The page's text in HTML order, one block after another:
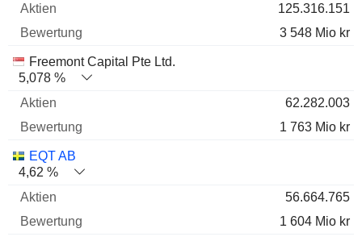
125.316.151
3 548 Mio kr
Freemont Capital Pte Ltd.
5,078 %
62.282.003
1 763 Mio kr
EQT AB
4,62 %
56.664.765
1 604 Mio kr